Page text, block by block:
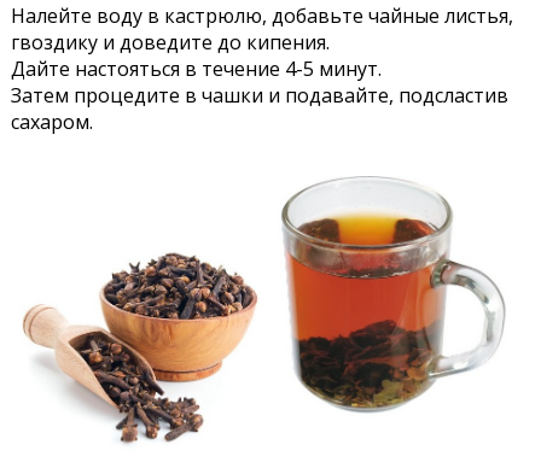
Налейте воду в кастрюлю, добавьте чайные листья,
гвоздику и доведите до кипения.
Дайте настояться в течение 4-5 минут.
Затем процедите в чашки и подавайте, подсластив
сахаром.